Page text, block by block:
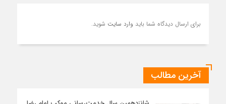
برای ارسال دیدگاه شما باید وارد سایت شوید.
آخرین مطالب